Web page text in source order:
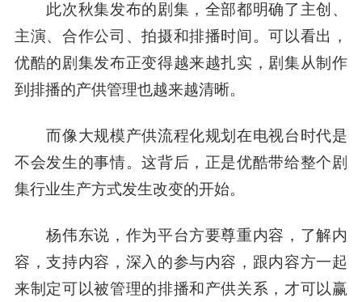
此次秋集发布的剧集，全部都明确了主创、
主演、合作公司、拍摄和排播时间。可以看出，
优酷的剧集发布正变得越来越扎实，剧集从制作
到排播的产供管理也越来越清晰。
而像大规模产供流程化规划在电视台时代是
不会发生的事情。这背后，正是优酷带给整个剧
集行业生产方式发生改变的开始。
杨伟东说，作为平台方要尊重内容，了解内
容，支持内容，深入的参与内容，跟内容方一起
来制定可以被管理的排播和产供关系，才可以赢